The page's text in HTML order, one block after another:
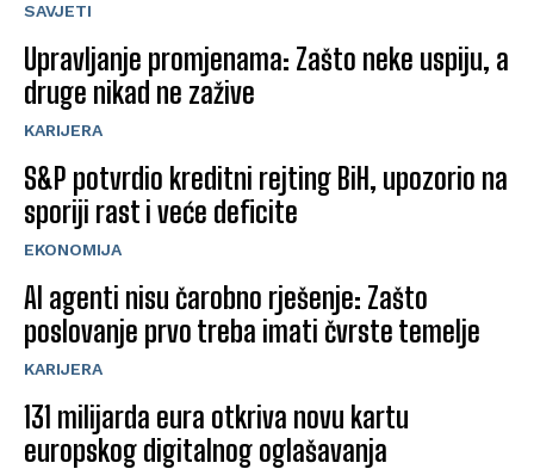
SAVJETI
Upravljanje promjenama: Zašto neke uspiju, a
druge nikad ne zažive
KARIJERA
S&P potvrdio kreditni rejting BiH, upozorio na
sporiji rast i veće deficite
EKONOMIJA
AI agenti nisu čarobno rješenje: Zašto
poslovanje prvo treba imati čvrste temelje
KARIJERA
131 milijarda eura otkriva novu kartu
europskog digitalnog oglašavanja